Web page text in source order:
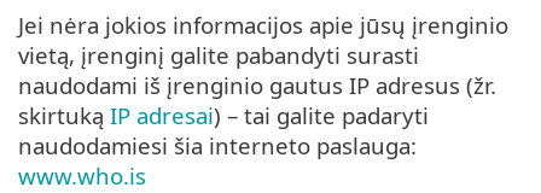
Jei nėra jokios informacijos apie jūsų įrenginio
vietą, įrenginį galite pabandyti surasti
naudodami iš įrenginio gautus IP adresus (žr.
skirtuką IP adresai) – tai galite padaryti
naudodamiesi šia interneto paslauga:
www.who.is